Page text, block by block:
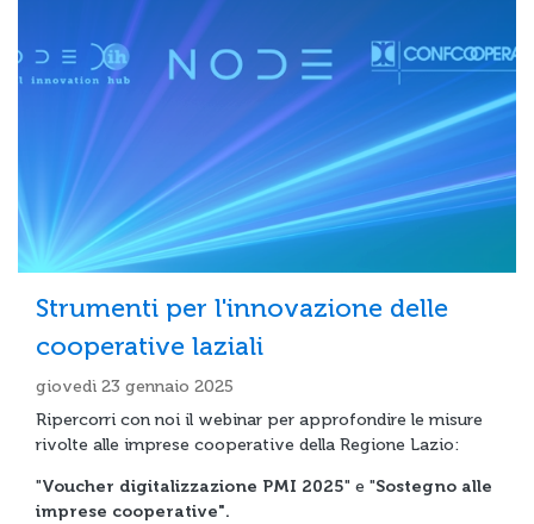
Strumenti per l'innovazione delle
cooperative laziali
giovedì 23 gennaio 2025
Ripercorri con noi il webinar per approfondire le misure
rivolte alle imprese cooperative della Regione Lazio:
"Voucher digitalizzazione PMI 2025" e "Sostegno alle
imprese cooperative".